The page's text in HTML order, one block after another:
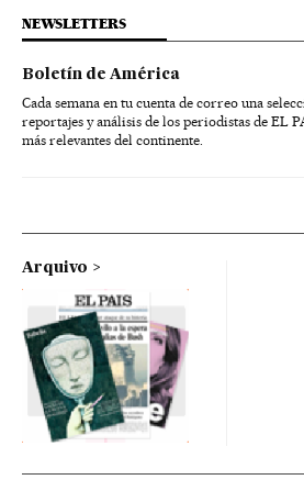
NEWSLETTERS
Boletín de América
Cada semana en tu cuenta de correo una
reportajes y análisis de los periodistas de EL
más relevantes del continente.
Arquivo